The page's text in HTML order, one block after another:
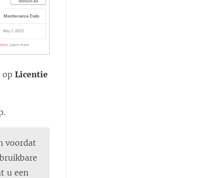
opLicentie
voordat
u een